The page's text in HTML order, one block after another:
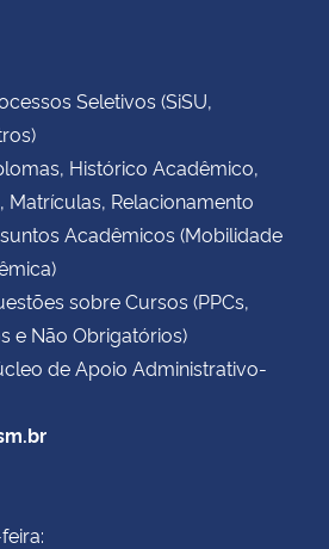
Seletivos (SiSU,
Histórico Acadêmico,
Matrículas, Relacionamento
Acadêmicos (Mobilidade
sobre Cursos (PPCs,
e Não Obrigatórios)
de Apoio Administrativo-